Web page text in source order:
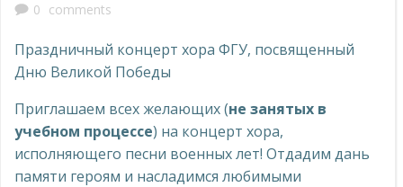
0 comments
Праздничный концерт хора ФГУ, посвященный
Дню Великой Победы
Приглашаем всех желающих (не занятых в
учебном процессе) на концерт хора,
исполняющего песни военных лет! Отдадим дань
памяти героям и насладимся любимыми